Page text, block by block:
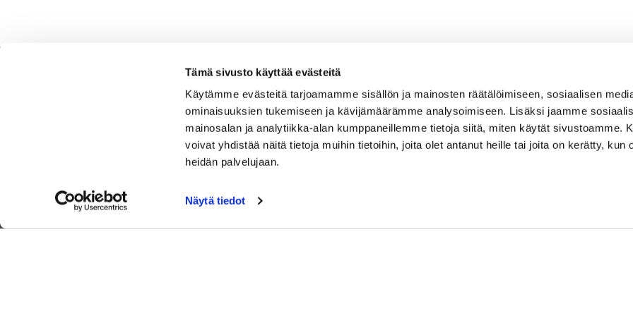
Tämä sivusto käyttää evästeitä
Käytämme evästeitä tarjoamamme sisällön ja mainosten räätälöimiseen, sosiaalisen
ominaisuuksien tukemiseen ja kävijämäärämme analysoimiseen. Lisäksi jaamme
mainosalan ja analytiikka-alan kumppaneillemme tietoja siitä, miten käytät sivustoamme.
voivat yhdistää näitä tietoja muihin tietoihin, joita olet antanut heille tai joita on kerätty, kun
heidän palvelujaan.
Näytä tiedot
Nurmikartanontie 5,02920 Espoo
Katso sijainti kartalla
Caddiemaster
010 501 3100